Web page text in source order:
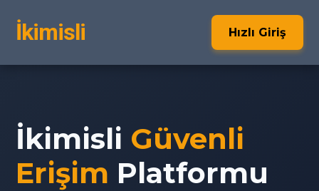
İkimisli Hızlı Giriş
İkimisli Güvenli
Erişim Platformu